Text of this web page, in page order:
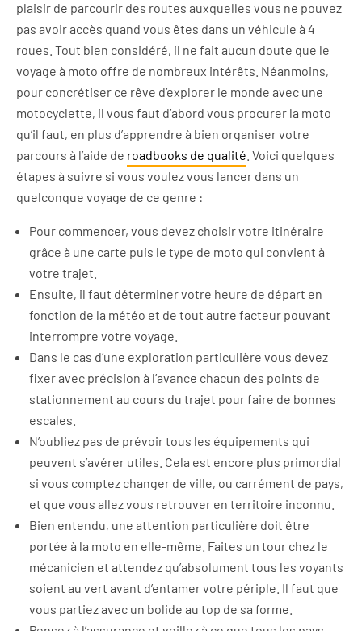
plaisir de parcourir des routes auxquelles vous ne pouvez
pas avoir accès quand vous êtes dans un véhicule à 4
roues. Tout bien considéré, il ne fait aucun doute que le
voyage à moto offre de nombreux intérêts. Néanmoins,
pour concrétiser ce rêve d’explorer le monde avec une
motocyclette, il vous faut d’abord vous procurer la moto
qu’il faut, en plus d’apprendre à bien organiser votre
parcours à l’aide de roadbooks de qualité . Voici quelques
étapes à suivre si vous voulez vous lancer dans un
quelconque voyage de ce genre :
Pour commencer, vous devez choisir votre itinéraire
grâce à une carte puis le type de moto qui convient à
votre trajet.
Ensuite, il faut déterminer votre heure de départ en
fonction de la météo et de tout autre facteur pouvant
interrompre votre voyage.
Dans le cas d’une exploration particulière vous devez
fixer avec précision à l’avance chacun des points de
stationnement au cours du trajet pour faire de bonnes
escales.
N’oubliez pas de prévoir tous les équipements qui
peuvent s’avérer utiles. Cela est encore plus primordial
si vous comptez changer de ville, ou carrément de pays,
et que vous allez vous retrouver en territoire inconnu.
Bien entendu, une attention particulière doit être
portée à la moto en elle-même. Faites un tour chez le
mécanicien et attendez qu’absolument tous les voyants
soient au vert avant d’entamer votre périple. Il faut que
vous partiez avec un bolide au top de sa forme.